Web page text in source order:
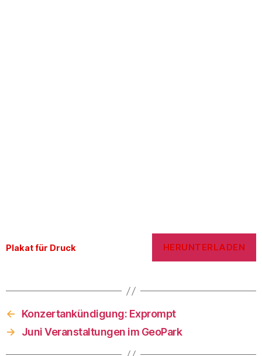
Plakat für Druck HERUNTERLADEN
←
Konzertankündigung: Exprompt
→
Juni Veranstaltungen im GeoPark